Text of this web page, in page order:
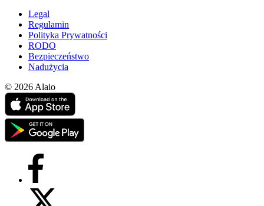
Legal
Regulamin
Polityka Prywatności
RODO
Bezpieczeństwo
Nadużycia
© 2026 Alaio